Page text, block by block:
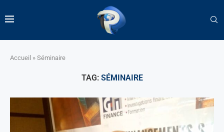
Accueil » Séminaire
TAG: SÉMINAIRE